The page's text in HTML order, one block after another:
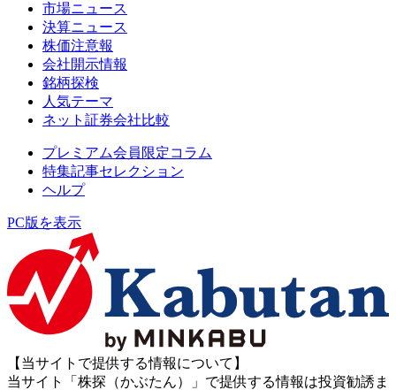
市場ニュース
決算ニュース
株価注意報
会社開示情報
銘柄探検
人気テーマ
ネット証券会社比較
プレミアム会員限定コラム
特集記事セレクション
ヘルプ
PC版を表示
【当サイトで提供する情報について】
当サイト「株探（かぶたん）」で提供する情報は投資勧誘ま